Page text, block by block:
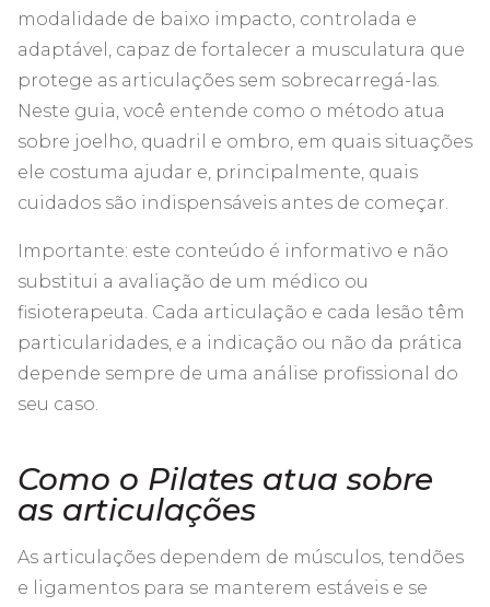
modalidade de baixo impacto, controlada e
adaptável, capaz de fortalecer a musculatura que
protege as articulações sem sobrecarregá-las.
Neste guia, você entende como o método atua
sobre joelho, quadril e ombro, em quais situações
ele costuma ajudar e, principalmente, quais
cuidados são indispensáveis antes de começar.
Importante: este conteúdo é informativo e não
substitui a avaliação de um médico ou
fisioterapeuta. Cada articulação e cada lesão têm
particularidades, e a indicação ou não da prática
depende sempre de uma análise profissional do
seu caso.
Como o Pilates atua sobre
as articulações
As articulações dependem de músculos, tendões
e ligamentos para se manterem estáveis e se